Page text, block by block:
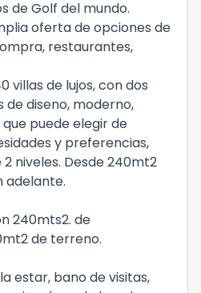
de Golf del mundo.
oferta de opciones de
restaurantes,
villas de lujos, con dos
diseno, moderno,
puede elegir de
y preferencias,
2 niveles. Desde 240mt2
adelante.
240mts2. de
de terreno.
estar, bano de visitas,